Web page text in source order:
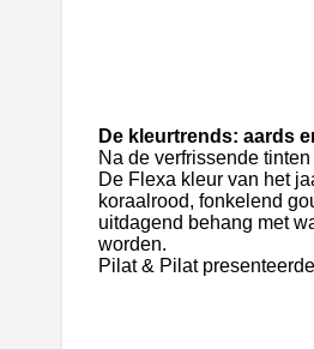
De kleurtrends: aards
Na de verfrissende
De Flexa kleur van het
koraalrood, fonkelend
uitdagend behang met
worden.
Pilat & Pilat